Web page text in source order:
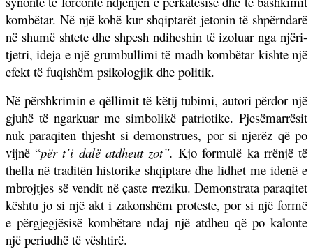
kombëtar. Në një kohë kur shqiptarët jetonin të shpërndarë
në shumë shtete dhe shpesh ndiheshin të izoluar nga njëri-
tjetri, ideja e një grumbullimi të madh kombëtar kishte një
efekt të fuqishëm psikologjik dhe politik.
Në përshkrimin e qëllimit të këtij tubimi, autori përdor një
gjuhë të ngarkuar me simbolikë patriotike. Pjesëmarrësit
nuk paraqiten thjesht si demonstrues, por si njerëz që po
vijnë “për t’i dalë atdheut zot”. Kjo formulë ka rrënjë të
thella në traditën historike shqiptare dhe lidhet me idenë e
mbrojtjes së vendit në çaste rreziku. Demonstrata paraqitet
kështu jo si një akt i zakonshëm proteste, por si një formë
e përgjegjësisë kombëtare ndaj një atdheu që po kalonte
një periudhë të vështirë.